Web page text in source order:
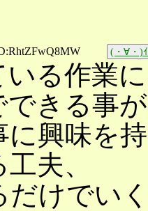
(・∀・)
いる作業
できる事
に興味を
夫、
だけでい